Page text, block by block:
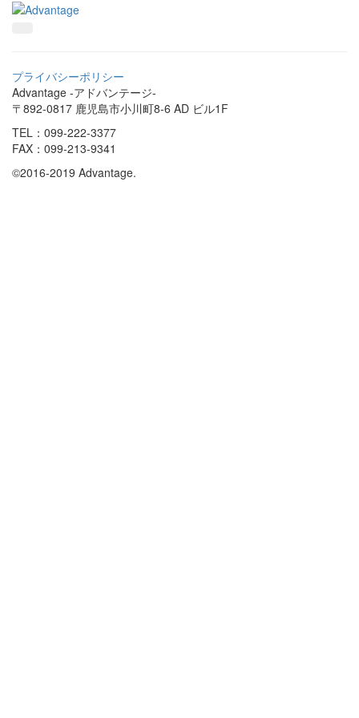
プライバシーポリシー
Advantage -アドバンテージ-
〒892-0817 鹿児島市小川町8-6 AD ビル1F
TEL：099-222-3377
FAX：099-213-9341
©2016-2019 Advantage.